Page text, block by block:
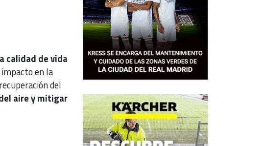
calidad de vida
en la
del
aire y mitigar